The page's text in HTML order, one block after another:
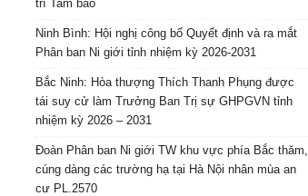
trì Tam bảo
Ninh Bình: Hội nghị công bố Quyết định và ra mắt
Phân ban Ni giới tỉnh nhiệm kỳ 2026-2031
Bắc Ninh: Hòa thượng Thích Thanh Phụng được
tái suy cử làm Trưởng Ban Trị sự GHPGVN tỉnh
nhiệm kỳ 2026 – 2031
Đoàn Phân ban Ni giới TW khu vực phía Bắc thăm,
cúng dàng các trường hạ tại Hà Nội nhân mùa an
cư PL.2570